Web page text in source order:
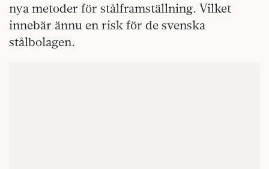
nya metoder för stålframställning. Vilket
innebär ännu en risk för de svenska
stålbolagen.